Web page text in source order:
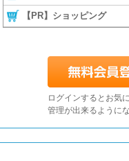
【PR】ショッピング
ログインするとお気
管理が出来るように